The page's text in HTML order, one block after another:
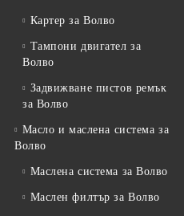
Картер за Волво
Тампони двигател за
Волво
Задвижване пистов ремък
за Волво
Масло и маслена система за
Волво
Маслена система за Волво
Маслен филтър за Волво